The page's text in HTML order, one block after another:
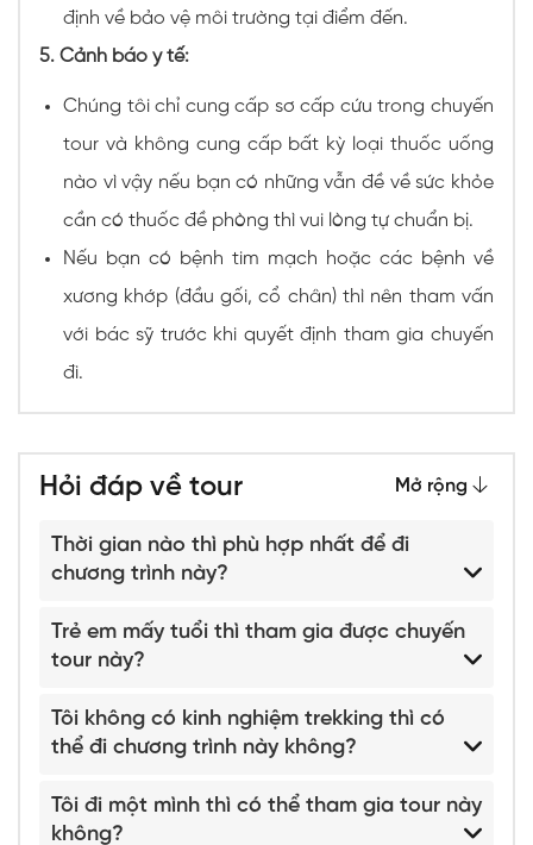
định về bảo vệ môi trường tại điểm đến.
5. Cảnh báo y tế:
Chúng tôi chỉ cung cấp sơ cấp cứu trong chuyến
tour và không cung cấp bất kỳ loại thuốc uống
nào vì vậy nếu bạn có những vẫn đề về sức khỏe
cần có thuốc đề phòng thì vui lòng tự chuẩn bị.
Nếu bạn có bệnh tim mạch hoặc các bệnh về
xương khớp (đầu gối, cổ chân) thì nên tham vấn
với bác sỹ trước khi quyết định tham gia chuyến
đi.
Hỏi đáp về tour Mở rộng
Thời gian nào thì phù hợp nhất để đi
chương trình này?
Trẻ em mấy tuổi thì tham gia được chuyến
tour này?
Tôi không có kinh nghiệm trekking thì có
thể đi chương trình này không?
Tôi đi một mình thì có thể tham gia tour này
không?